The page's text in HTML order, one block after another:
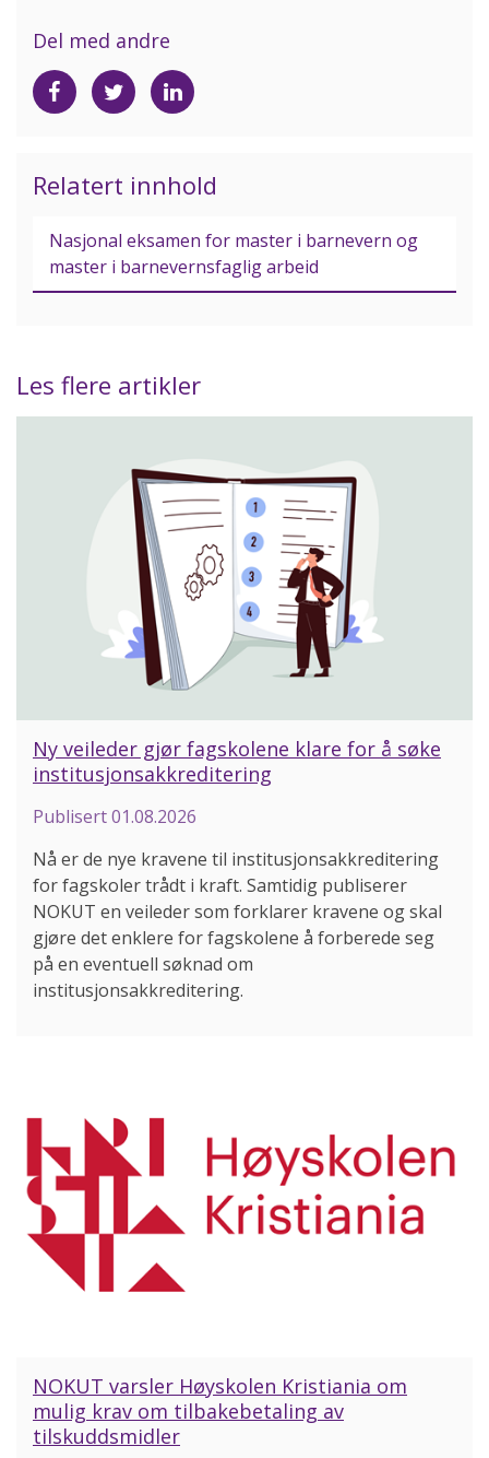
Del med andre
Del
på
Del
på
Del
på
Relatert innhold
Nasjonal eksamen for master i barnevern og
master i barnevernsfaglig arbeid
Les flere artikler
Ny veileder gjør fagskolene klare for å søke
institusjonsakkreditering
Publisert01.08.2026
Nå er de nye kravene til institusjonsakkreditering
for fagskoler trådt i kraft. Samtidig publiserer
NOKUT en veileder som forklarer kravene og skal
gjøre det enklere for fagskolene å forberede seg
på en eventuell søknad om
institusjonsakkreditering.
NOKUT varsler Høyskolen Kristiania om
mulig krav om tilbakebetaling av
tilskuddsmidler